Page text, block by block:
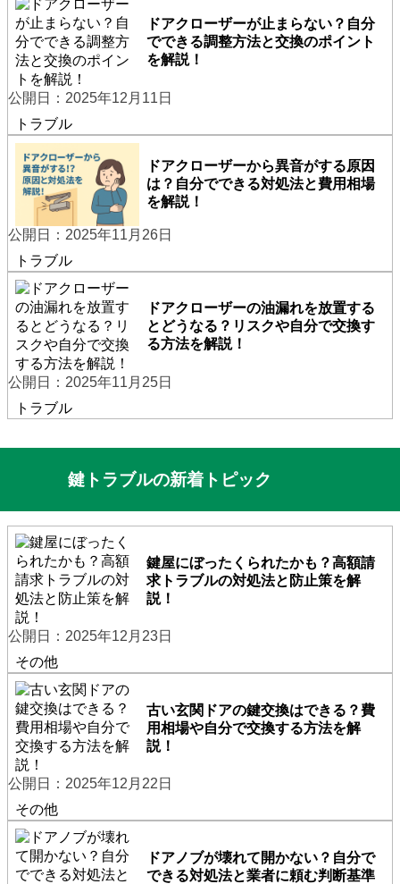
ドアクローザーが止まらない？自分
でできる調整方法と交換のポイント
を解説！
公開日：2025年12月11日
トラブル
ドアクローザーから異音がする原因
は？自分でできる対処法と費用相場
を解説！
公開日：2025年11月26日
トラブル
ドアクローザーの油漏れを放置する
とどうなる？リスクや自分で交換す
る方法を解説！
公開日：2025年11月25日
トラブル
鍵トラブルの新着トピック
鍵屋にぼったくられたかも？高額請
求トラブルの対処法と防止策を解
説！
公開日：2025年12月23日
その他
古い玄関ドアの鍵交換はできる？費
用相場や自分で交換する方法を解
説！
公開日：2025年12月22日
その他
ドアノブが壊れて開かない？自分で
できる対処法と業者に頼む判断基準